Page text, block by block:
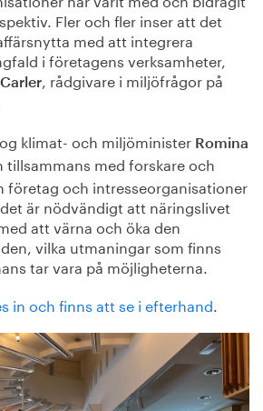
Fler och fler inser att det
med att integrera
i företagens verksamheter,
, rådgivare i miljöfrågor på
klimat- och miljöminister Romina
tillsammans med forskare och
företag och intresseorganisationer
är nödvändigt att näringslivet
att värna och öka den
vilka utmaningar som finns
tar vara på möjligheterna.
in och finns att se i efterhand.